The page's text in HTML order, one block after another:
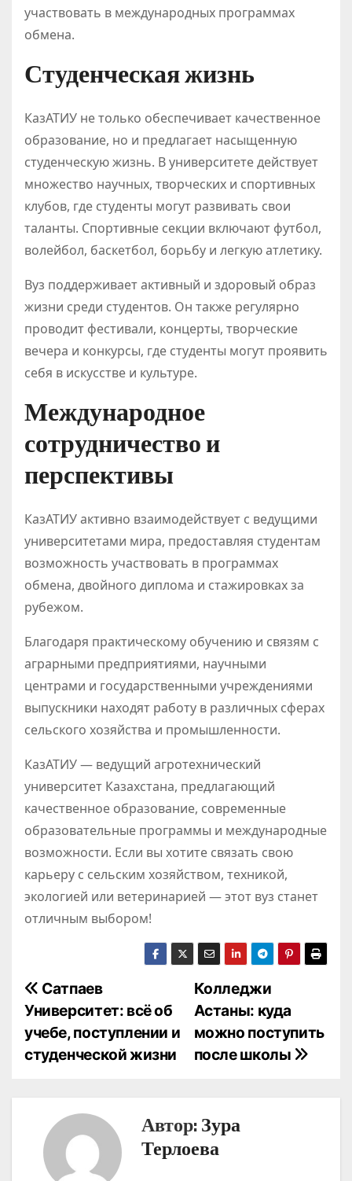
участвовать в международных программах
обмена.
Студенческая жизнь
КазАТИУ не только обеспечивает качественное
образование, но и предлагает насыщенную
студенческую жизнь. В университете действует
множество научных, творческих и спортивных
клубов, где студенты могут развивать свои
таланты. Спортивные секции включают футбол,
волейбол, баскетбол, борьбу и легкую атлетику.
Вуз поддерживает активный и здоровый образ
жизни среди студентов. Он также регулярно
проводит фестивали, концерты, творческие
вечера и конкурсы, где студенты могут проявить
себя в искусстве и культуре.
Международное
сотрудничество и
перспективы
КазАТИУ активно взаимодействует с ведущими
университетами мира, предоставляя студентам
возможность участвовать в программах
обмена, двойного диплома и стажировках за
рубежом.
Благодаря практическому обучению и связям с
аграрными предприятиями, научными
центрами и государственными учреждениями
выпускники находят работу в различных сферах
сельского хозяйства и промышленности.
КазАТИУ — ведущий агротехнический
университет Казахстана, предлагающий
качественное образование, современные
образовательные программы и международные
возможности. Если вы хотите связать свою
карьеру с сельским хозяйством, техникой,
экологией или ветеринарией — этот вуз станет
отличным выбором!
Н
а
в
Колледжи
Астаны: куда
можно поступить
после школы
Сатпаев
Университет: всё об
учебе, поступлении и
студенческой жизни
Автор: Зура
Терлоева